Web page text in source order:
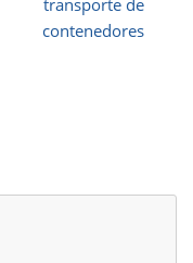
transporte de
contenedores